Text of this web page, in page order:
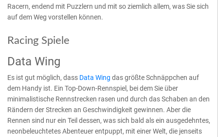
Racern, endend mit Puzzlern und mit so ziemlich allem, was Sie sich
auf dem Weg vorstellen können.
Racing Spiele
Data Wing
Es ist gut möglich, dass Data Wing das größte Schnäppchen auf
dem Handy ist. Ein Top-Down-Rennspiel, bei dem Sie über
minimalistische Rennstrecken rasen und durch das Schaben an den
Rändern der Strecken an Geschwindigkeit gewinnen. Aber die
Rennen sind nur ein Teil dessen, was sich bald als ein ausgedehntes,
neonbeleuchtetes Abenteuer entpuppt, mit einer Welt, die jenseits